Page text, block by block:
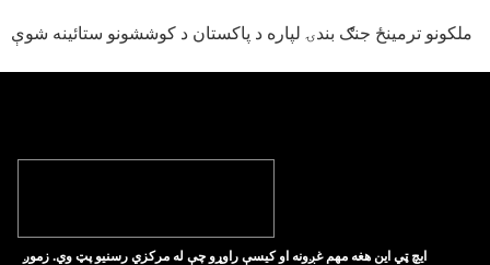
ملکونو ترمينځ جنګ بندۍ لپاره د پاکستان د کوششونو ستائينه شوې
ايچ ټي اين هغه مهم غږونه او کيسې راوړو چې له مرکزي رسنيو پټ وي. زموږ